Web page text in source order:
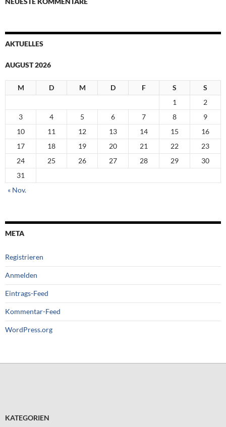
AKTUELLES
AUGUST 2026
M D M D F S
S
1
2
3
4 5 6 7 8
9
10
11 12 13 14 15
16
17
18 19 20 21 22
23
24
25 26 27 28 29
30
31
« Nov.
META
Registrieren
Anmelden
Eintrags-Feed
Kommentar-Feed
WordPress.org
KATEGORIEN